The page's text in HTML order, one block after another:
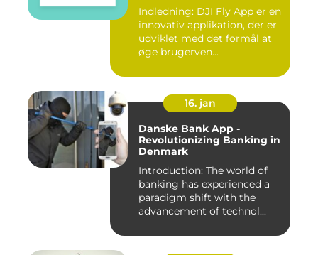
Indledning: DJI Fly App er en
innovativ applikation, der er
udviklet med det formål at
øge brugerven...
16. jan
Danske Bank App -
Revolutionizing Banking in
Denmark
Introduction: The world of
banking has experienced a
paradigm shift with the
advancement of technol...